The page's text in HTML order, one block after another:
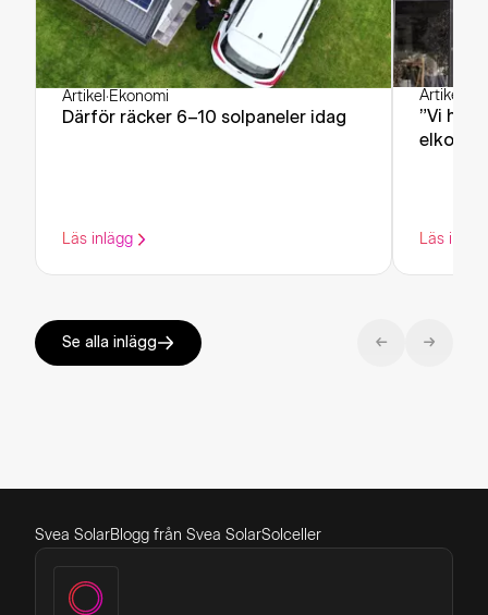
Artikel ·Ekonomi
Därför räcker 6–10 solpaneler idag
Läs inlägg
Artikel
”Vi har
Läs
Se alla inlägg
Svea SolarBlogg från Svea SolarSolceller